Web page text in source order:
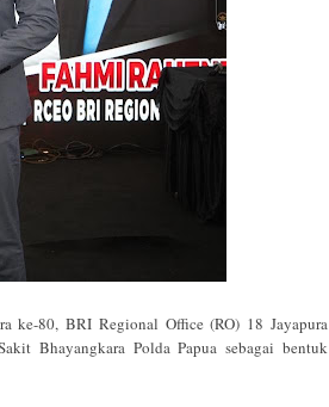
ke-80, BRI Regional Office (RO) 18 Jayapura
Bhayangkara Polda Papua sebagai bentuk